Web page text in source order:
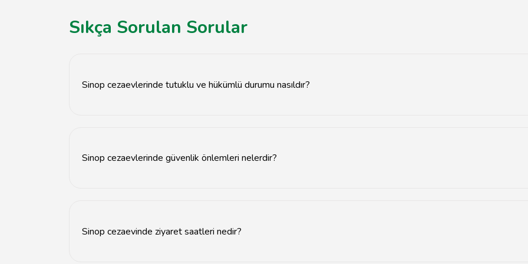
Sıkça Sorulan Sorular
Sinop cezaevlerinde tutuklu ve hükümlü durumu nasıldır?
Sinop cezaevlerinde güvenlik önlemleri nelerdir?
Sinop cezaevinde ziyaret saatleri nedir?